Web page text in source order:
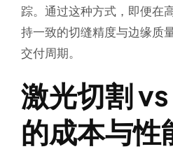
踪。通过这种方式，即便在
持一致的切缝精度与边缘质
交付周期。
激光切割
的成本与性